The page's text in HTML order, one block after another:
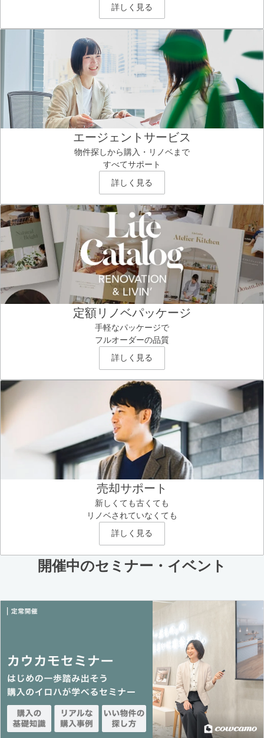
詳しく見る
エージェントサービス
物件探しから購入・リノベまで
すべてサポート
詳しく見る
定額リノベパッケージ
手軽なパッケージで
フルオーダーの品質
詳しく見る
売却サポート
新しくても古くても
リノベされていなくても
詳しく見る
開催中のセミナー・イベント